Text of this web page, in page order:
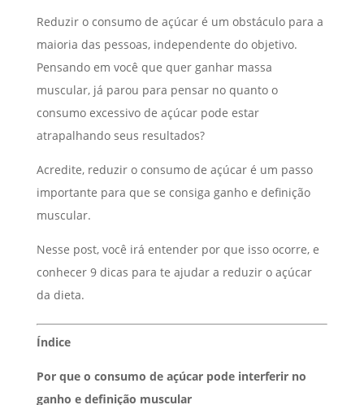
Reduzir o consumo de açúcar é um obstáculo para a
maioria das pessoas, independente do objetivo.
Pensando em você que quer ganhar massa
muscular, já parou para pensar no quanto o
consumo excessivo de açúcar pode estar
atrapalhando seus resultados?
Acredite, reduzir o consumo de açúcar é um passo
importante para que se consiga ganho e definição
muscular.
Nesse post, você irá entender por que isso ocorre, e
conhecer 9 dicas para te ajudar a reduzir o açúcar
da dieta.
Índice
Por que o consumo de açúcar pode interferir no
ganho e definição muscular